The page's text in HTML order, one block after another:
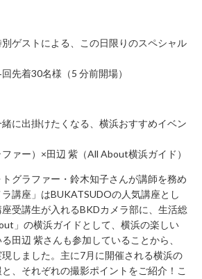
ゲストによる、この日限りのスペシャル
先着30名様（5 分前開場）
に出掛けたくなる、 横浜おすすめイベン
ァー）×田辺 紫（All About横浜ガイド）
グラファー・鈴木知子さんが講師を務め
講座」はBUKATSUDOの人気講座とし
受講生が入れるBKDカメラ部に、生活総
」の横浜ガイドとして、横浜の楽しい
田辺 紫さんも参加していることから、
しました。主に7月に開催される横浜の
、それぞれの撮影ポイントをご紹介！こ